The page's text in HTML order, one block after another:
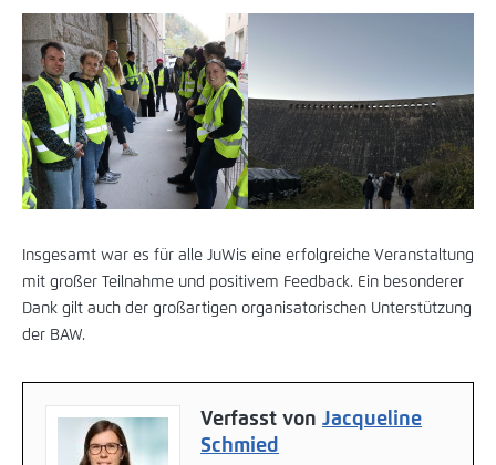
Insgesamt war es für alle JuWis eine erfolgreiche Veranstaltung
mit großer Teilnahme und positivem Feedback. Ein besonderer
Dank gilt auch der großartigen organisatorischen Unterstützung
der BAW.
Verfasst von Jacqueline
Schmied